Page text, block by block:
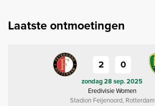
Laatste ontmoetingen
2 0
zondag 28 sep. 2025
Eredivisie Women
Stadion Feijenoord, Rotterdam